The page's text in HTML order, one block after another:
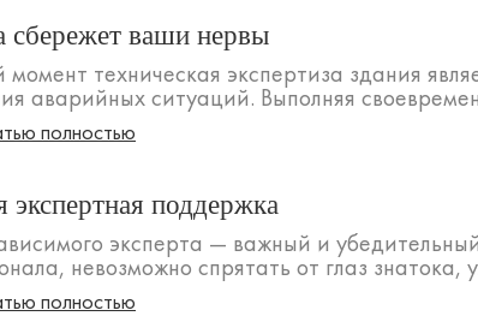
сбережет ваши нервы
техническая экспертиза здания
аварийных ситуаций. Выполняя
полностью
экспертная поддержка
эксперта — важный и
невозможно спрятать от глаз
полностью